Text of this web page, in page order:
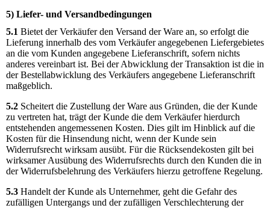
5) Liefer- und Versandbedingungen
5.1 Bietet der Verkäufer den Versand der Ware an, so erfolgt die
Lieferung innerhalb des vom Verkäufer angegebenen Liefergebietes
an die vom Kunden angegebene Lieferanschrift, sofern nichts
anderes vereinbart ist. Bei der Abwicklung der Transaktion ist die in
der Bestellabwicklung des Verkäufers angegebene Lieferanschrift
maßgeblich.
5.2 Scheitert die Zustellung der Ware aus Gründen, die der Kunde
zu vertreten hat, trägt der Kunde die dem Verkäufer hierdurch
entstehenden angemessenen Kosten. Dies gilt im Hinblick auf die
Kosten für die Hinsendung nicht, wenn der Kunde sein
Widerrufsrecht wirksam ausübt. Für die Rücksendekosten gilt bei
wirksamer Ausübung des Widerrufsrechts durch den Kunden die in
der Widerrufsbelehrung des Verkäufers hierzu getroffene Regelung.
5.3 Handelt der Kunde als Unternehmer, geht die Gefahr des
zufälligen Untergangs und der zufälligen Verschlechterung der